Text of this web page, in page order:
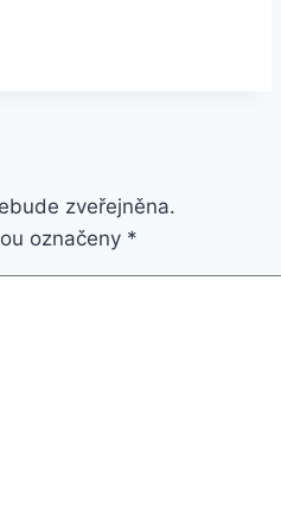
zveřejněna.
označeny *